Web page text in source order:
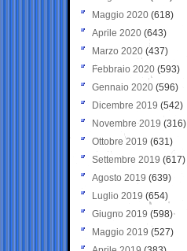
Maggio 2020 (618)
Aprile 2020 (643)
Marzo 2020 (437)
Febbraio 2020 (593)
Gennaio 2020 (596)
Dicembre 2019 (542)
Novembre 2019 (316)
Ottobre 2019 (631)
Settembre 2019 (617)
Agosto 2019 (639)
Luglio 2019 (654)
Giugno 2019 (598)
Maggio 2019 (527)